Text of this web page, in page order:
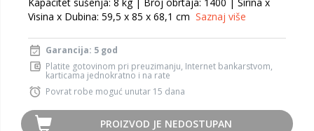
Visina x Dubina: 59,5 x 85 x 68,1 cm Saznaj više
Garancija: 5 god
Platite gotovinom pri preuzimanju, Internet bankarstvom,
karticama jednokratno i na rate
Povrat robe moguć unutar 15 dana
PROIZVOD JE NEDOSTUPAN